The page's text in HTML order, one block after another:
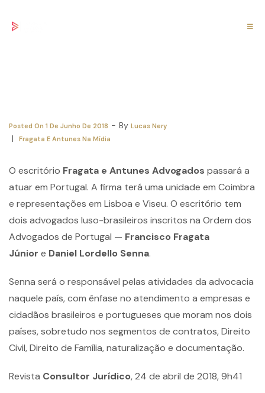
Posted On 1 De Junho De 2018 By Lucas Nery
Fragata E Antunes Na Mídia
O escritório Fragata e Antunes Advogados passará a
atuar em Portugal. A firma terá uma unidade em Coimbra
e representações em Lisboa e Viseu. O escritório tem
dois advogados luso-brasileiros inscritos na Ordem dos
Advogados de Portugal — Francisco Fragata
Júnior e Daniel Lordello Senna.
Senna será o responsável pelas atividades da advocacia
naquele país, com ênfase no atendimento a empresas e
cidadãos brasileiros e portugueses que moram nos dois
países, sobretudo nos segmentos de contratos, Direito
Civil, Direito de Família, naturalização e documentação.
Revista Consultor Jurídico, 24 de abril de 2018, 9h41